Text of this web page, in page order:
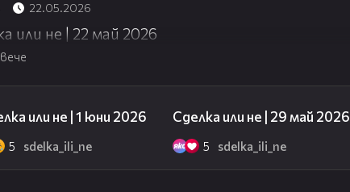
22.05.2026
или не | 22 май 2026
или не | 1 юни 2026
5 sdelka_ili_ne
Сделка или не | 29 май 2026
5 sdelka_ili_ne